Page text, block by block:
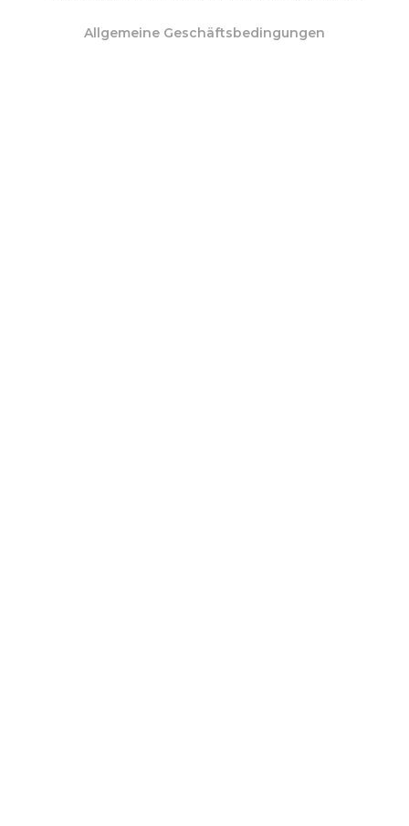
Allgemeine Geschäftsbedingungen